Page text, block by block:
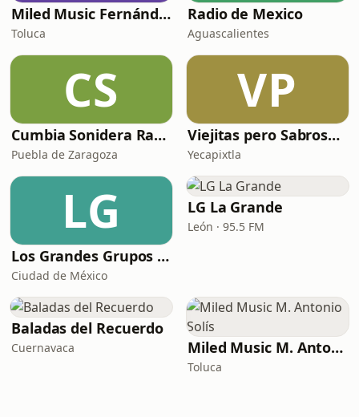
Miled Music Fernández
Toluca
Radio de Mexico
Aguascalientes
CS
Cumbia Sonidera Radio
Puebla de Zaragoza
VP
Viejitas pero Sabrosas Radio
Yecapixtla
LG
Los Grandes Grupos Radio
Ciudad de México
LG La Grande
León · 95.5 FM
Baladas del Recuerdo
Cuernavaca Miled Music M. Antonio Solís
Toluca